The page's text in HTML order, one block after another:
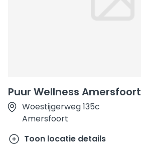
Puur Wellness Amersfoort
Woestijgerweg 135c
Amersfoort
Toon locatie details